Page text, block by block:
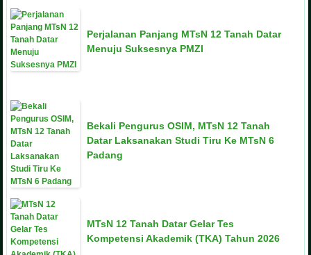
Perjalanan Panjang MTsN 12 Tanah Datar
Menuju Suksesnya PMZI
Bekali Pengurus OSIM, MTsN 12 Tanah
Datar Laksanakan Studi Tiru Ke MTsN 6
Padang
MTsN 12 Tanah Datar Gelar Tes
Kompetensi Akademik (TKA) Tahun 2026